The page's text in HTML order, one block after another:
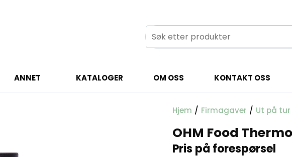
ANNET KATALOGER OM OSS KONTAKT OSS
Hjem / Firmagaver / Ut på tur
OHM Food
Pris på forespørsel